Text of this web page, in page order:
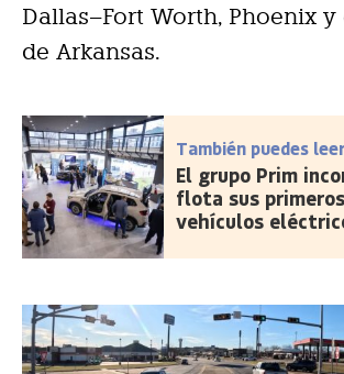
Dallas–Fort Worth, Phoenix
de Arkansas.
También puedes
El grupo Prim
flota sus
vehículos